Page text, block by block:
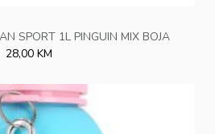
SPORT 1L PINGUIN MIX BOJA
28,00 KM